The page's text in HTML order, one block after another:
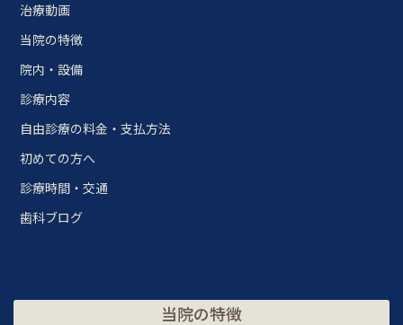
治療動画
当院の特徴
院内・設備
診療内容
自由診療の料金・支払方法
初めての方へ
診療時間・交通
歯科ブログ
当院の特徴